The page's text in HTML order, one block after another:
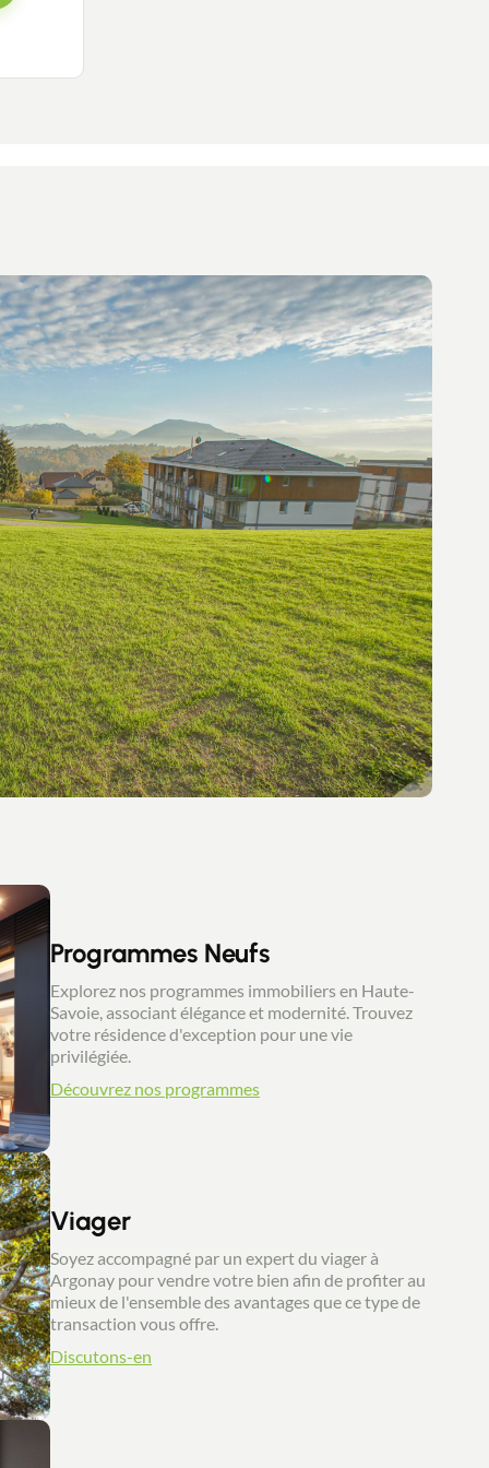
Programmes Neufs
Explorez nos programmes immobiliers en Haute-
Savoie, associant élégance et modernité. Trouvez
votre résidence d'exception pour une vie
privilégiée.
Découvrez nos programmes
Viager
Soyez accompagné par un expert du viager à
Argonay pour vendre votre bien afin de profiter au
mieux de l'ensemble des avantages que ce type de
transaction vous offre.
Discutons-en